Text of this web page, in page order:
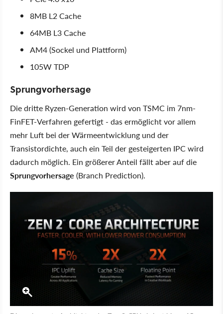
8MB L2 Cache
64MB L3 Cache
AM4 (Sockel und Plattform)
105W TDP
Sprungvorhersage
Die dritte Ryzen-Generation wird von TSMC im 7nm-
FinFET-Verfahren gefertigt - das ermöglicht vor allem
mehr Luft bei der Wärmeentwicklung und der
Transistordichte, auch ein Teil der gesteigerten IPC wird
dadurch möglich. Ein größerer Anteil fällt aber auf die
Sprungvorhersage (Branch Prediction).